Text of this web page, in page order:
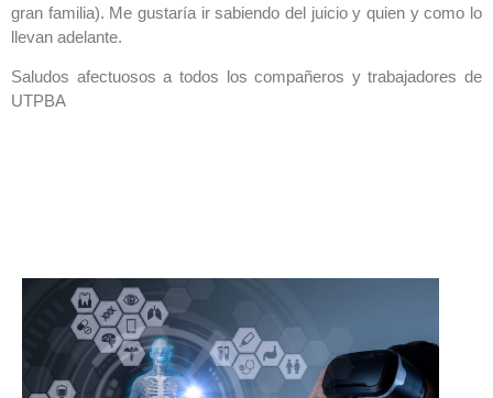
gran familia). Me gustaría ir sabiendo del juicio y quien y como lo
llevan adelante.
Saludos afectuosos a todos los compañeros y trabajadores de
UTPBA